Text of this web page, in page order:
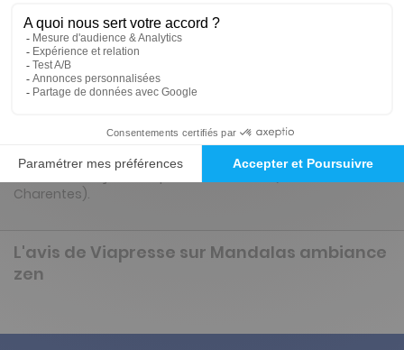
Présentation du magazine Mandalas
ambiance zen
Vos coloriages anti-stress : détente, passe-temps, ou bien
bonne surprise de révéler un magnifique Mandala grâce
aux couleurs. Je ne m'en lasse pas ! Le saviez-vous ? Cette
revue est conçue et imprimée en France (en Poitou-
Charentes).
L'avis de Viapresse sur Mandalas ambiance
zen